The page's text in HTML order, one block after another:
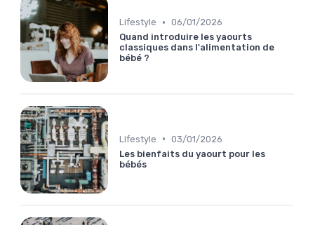
Lifestyle • 06/01/2026
Quand introduire les yaourts
classiques dans l'alimentation de
bébé ?
Lifestyle • 03/01/2026
Les bienfaits du yaourt pour les
bébés